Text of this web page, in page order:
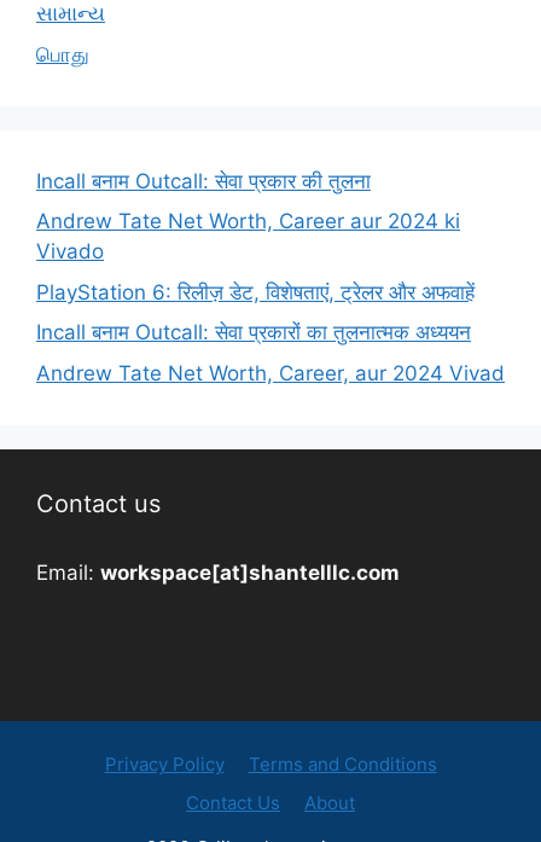
સામાન્ય
பொது
Incall बनाम Outcall: सेवा प्रकार की तुलना
Andrew Tate Net Worth, Career aur 2024 ki
Vivado
PlayStation 6: रिलीज़ डेट, विशेषताएं, ट्रेलर और अफवाहें
Incall बनाम Outcall: सेवा प्रकारों का तुलनात्मक अध्ययन
Andrew Tate Net Worth, Career, aur 2024 Vivad
Contact us
Email: workspace[at]shantelllc.com
Privacy Policy
Terms and Conditions
Contact Us
About